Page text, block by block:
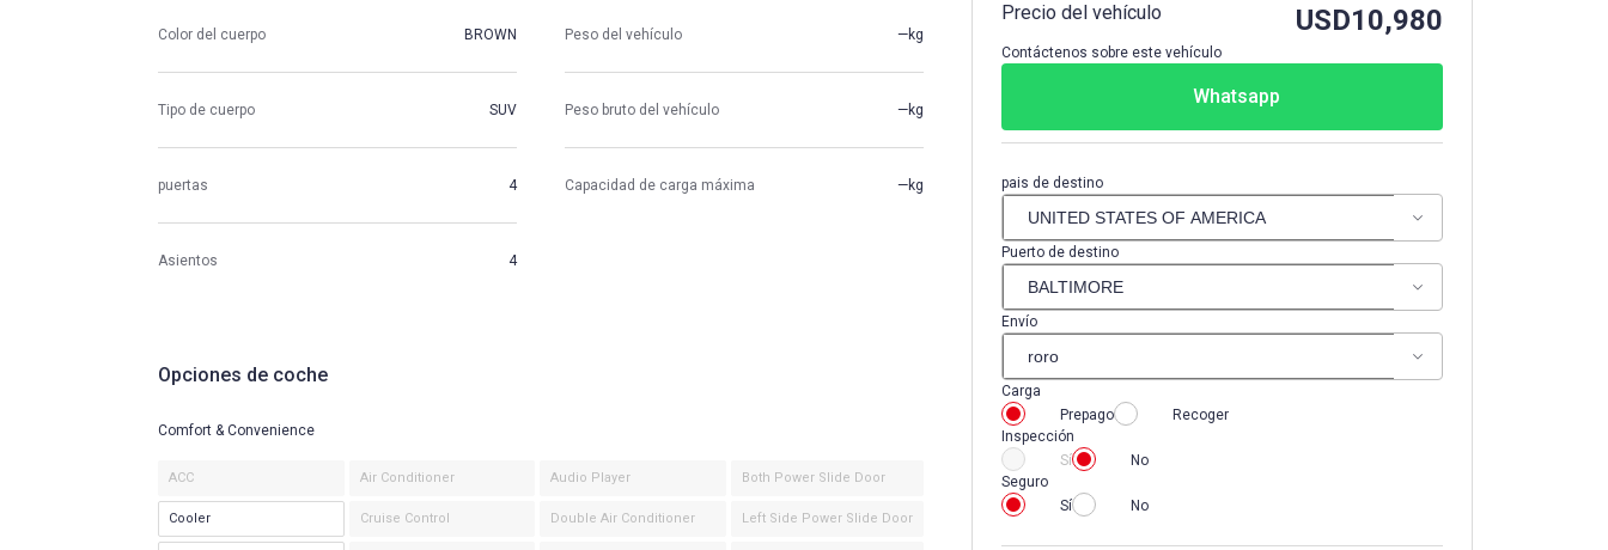
Precio del vehículo USD10,980
Contáctenos sobre este vehículo
Whatsapp
pais de destino
Puerto de destino
Envío
Carga
Prepago
Recoger
Inspección
Sí
No
Seguro
Sí
No
Color del cuerpo BROWN
Tipo de cuerpo SUV
puertas 4
Asientos 4
Peso del vehículo —kg
Peso bruto del vehículo —kg
Capacidad de carga máxima —kg
Opciones de coche
Comfort & Convenience
ACC Air Conditioner Audio Player Both Power Slide Door
Cooler Cruise Control Double Air Conditioner Left Side Power Slide Door